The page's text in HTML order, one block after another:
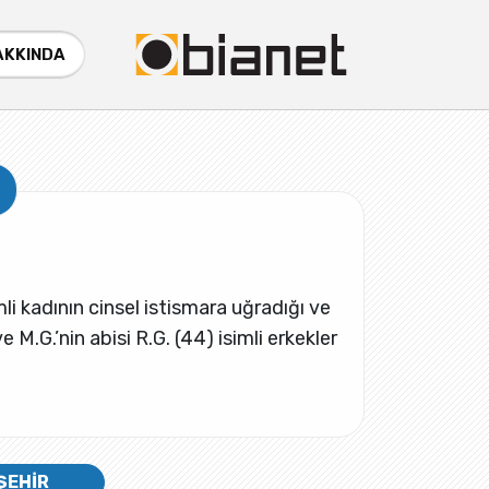
cinsel istismara uğradığı ve
abisi R.G. (44) isimli erkekler